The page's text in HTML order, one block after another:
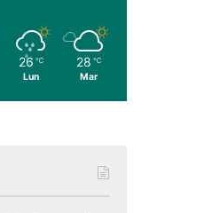
26 ℃
Lun
28 ℃
Mar